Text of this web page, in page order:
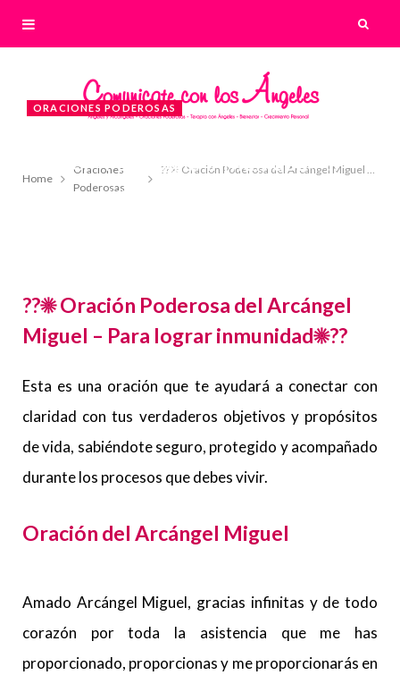
Home
Oraciones
Poderosas
??☀ Oración Poderosa del Arcángel Miguel – Para lograr inmunidad☀??
ORACIONES PODEROSAS
Miguel – Para lograr inmunidad☀??
LILIAN 22 NOVIEMBRE, 2020
??☀ Oración Poderosa del Arcángel
Miguel – Para lograr inmunidad☀??
Esta es una oración que te ayudará a conectar con
claridad con tus verdaderos objetivos y propósitos
de vida, sabiéndote seguro, protegido y acompañado
durante los procesos que debes vivir.
Oración del Arcángel Miguel
Amado Arcángel Miguel, gracias infinitas y de todo
corazón por toda la asistencia que me has
proporcionado, proporcionas y me proporcionarás en